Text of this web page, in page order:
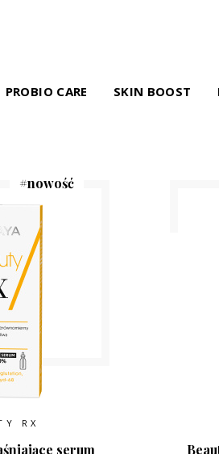
PROBIO CARE SKIN BOOST
#nowość
RX
serum